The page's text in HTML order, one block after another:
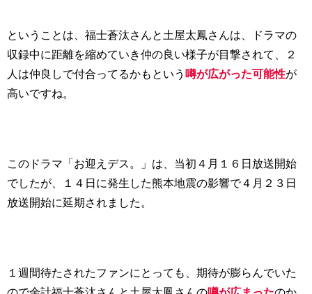
ということは、福士蒼汰さんと土屋太鳳さんは、ドラマの
収録中に距離を縮めていき仲の良い様子が目撃されて、２
人は仲良しで付合ってるかもという 噂が広がった可能性が
高いですね。
このドラマ「お迎えデス。」は、当初４月１６日放送開始
でしたが、１４日に発生した熊本地震の影響で４月２３日
放送開始に延期されました。
１週間待たされたファンにとっても、期待が膨らんでいた